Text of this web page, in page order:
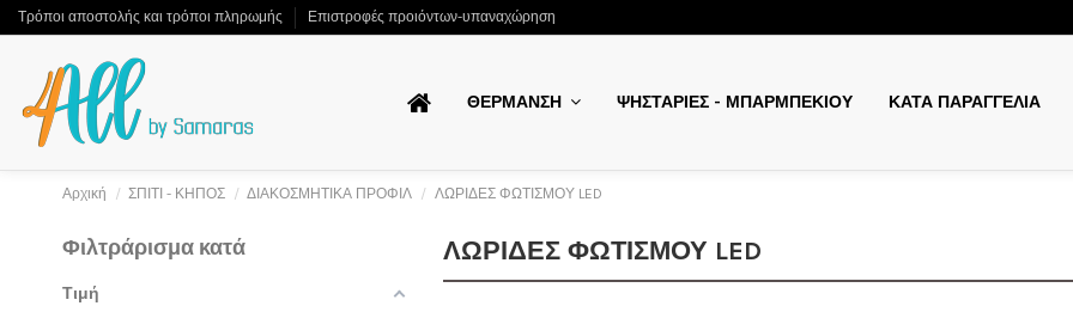
Τρόποι αποστολής και τρόποι πληρωμής Επιστροφές προιόντων-υπαναχώρηση
ΘΕΡΜΑΝΣΗ ΨΗΣΤΑΡΙΕΣ - ΜΠΑΡΜΠΕΚΙΟΥ ΚΑΤΑ ΠΑΡΑΓΓΕΛΙΑ
Αρχική ΣΠΙΤΙ - ΚΗΠΟΣ ΔΙΑΚΟΣΜΗΤΙΚΑ ΠΡΟΦΙΛ ΛΩΡΙΔΕΣ ΦΩΤΙΣΜΟΥ LED
ΛΩΡΙΔΕΣ ΦΩΤΙΣΜΟΥ LED
Φιλτράρισμα κατά
Τιμή